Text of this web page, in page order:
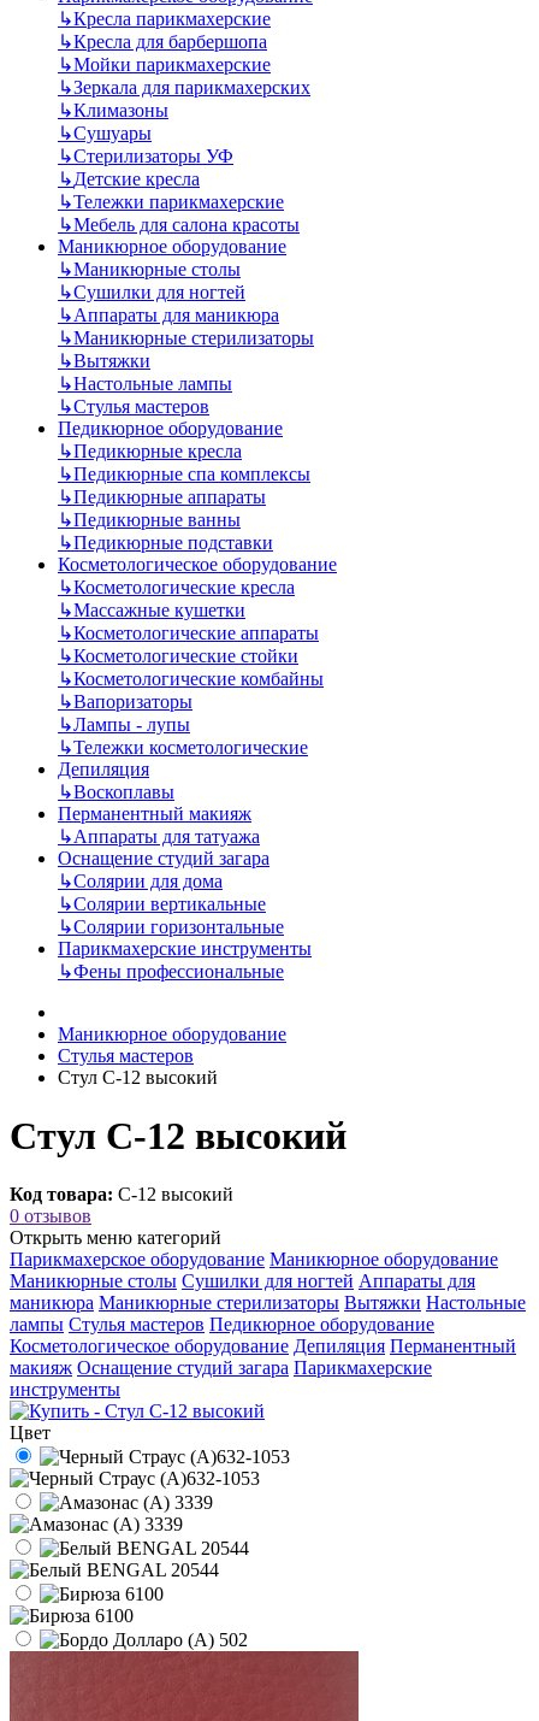
↳Кресла парикмахерские
↳Кресла для барбершопа
↳Мойки парикмахерские
↳Зеркала для парикмахерских
↳Климазоны
↳Сушуары
↳Стерилизаторы УФ
↳Детские кресла
↳Тележки парикмахерские
↳Мебель для салона красоты
Маникюрное оборудование
↳Маникюрные столы
↳Сушилки для ногтей
↳Аппараты для маникюра
↳Маникюрные стерилизаторы
↳Вытяжки
↳Настольные лампы
↳Стулья мастеров
Педикюрное оборудование
↳Педикюрные кресла
↳Педикюрные спа комплексы
↳Педикюрные аппараты
↳Педикюрные ванны
↳Педикюрные подставки
Косметологическое оборудование
↳Косметологические кресла
↳Массажные кушетки
↳Косметологические аппараты
↳Косметологические стойки
↳Косметологические комбайны
↳Вапоризаторы
↳Лампы - лупы
↳Тележки косметологические
Депиляция
↳Воскоплавы
Перманентный макияж
↳Аппараты для татуажа
Оснащение студий загара
↳Солярии для дома
↳Солярии вертикальные
↳Солярии горизонтальные
Парикмахерские инструменты
↳Фены профессиональные
Маникюрное оборудование
Стулья мастеров
Стул C-12 высокий
Стул C-12 высокий
Код товара: C-12 высокий
0 отзывов
Открыть меню категорий
Парикмахерское оборудование Маникюрное оборудование
Маникюрные столы Сушилки для ногтей Аппараты для
маникюра Маникюрные стерилизаторы Вытяжки Настольные
лампы Стулья мастеров Педикюрное оборудование
Косметологическое оборудование Депиляция Перманентный
макияж Оснащение студий загара Парикмахерские
инструменты
Цвет